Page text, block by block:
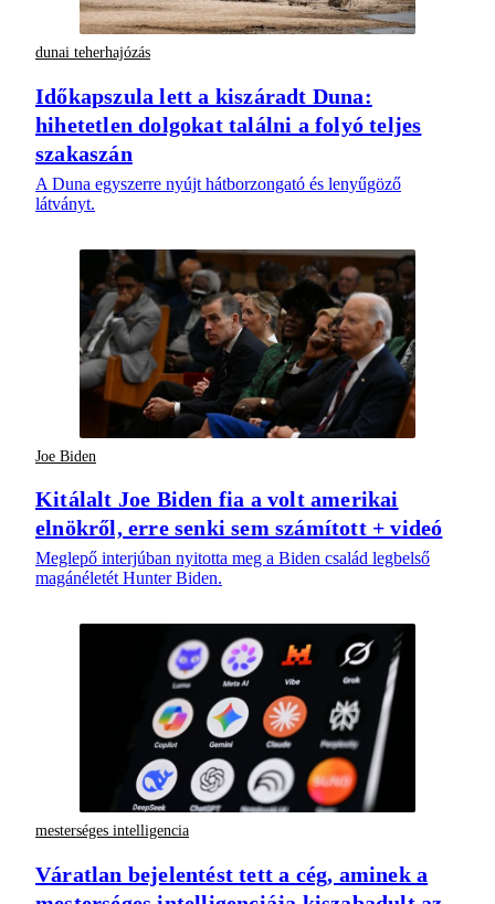
dunai teherhajózás
Időkapszula lett a kiszáradt Duna:
hihetetlen dolgokat találni a folyó teljes
szakaszán
A Duna egyszerre nyújt hátborzongató és lenyűgöző
látványt.
Joe Biden
Kitálalt Joe Biden fia a volt amerikai
elnökről, erre senki sem számított + videó
Meglepő interjúban nyitotta meg a Biden család legbelső
magánéletét Hunter Biden.
mesterséges intelligencia
Váratlan bejelentést tett a cég, aminek a